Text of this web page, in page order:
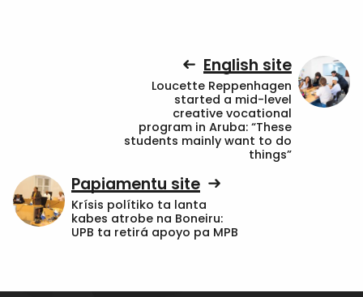
English site
Loucette Reppenhagen
started a mid-level
creative vocational
program in Aruba: “These
students mainly want to do
things”
Papiamentu site
Krísis polítiko ta lanta
kabes atrobe na Boneiru:
UPB ta retirá apoyo pa MPB